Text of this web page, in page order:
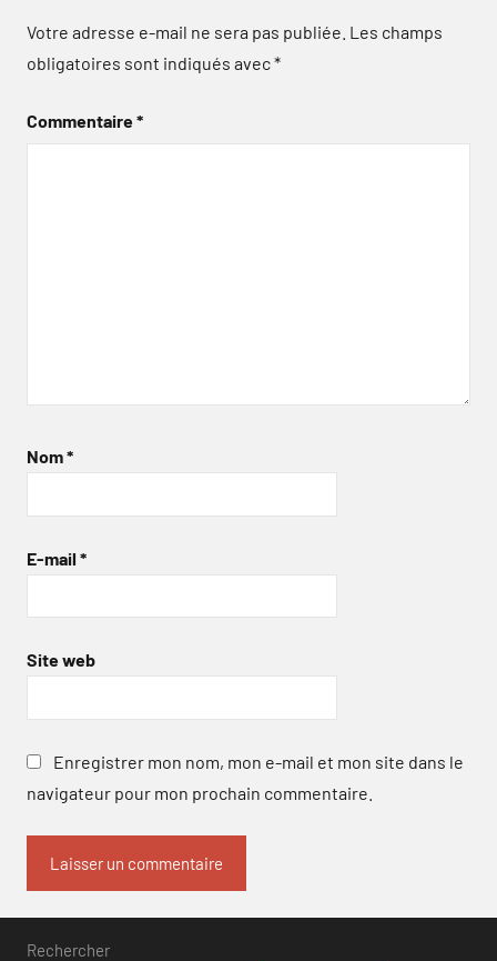
Votre adresse e-mail ne sera pas publiée. Les champs
obligatoires sont indiqués avec*
Commentaire*
Nom*
E-mail *
Site web
Enregistrer mon nom, mon e-mail et mon site dans le
navigateur pour mon prochain commentaire.
Rechercher